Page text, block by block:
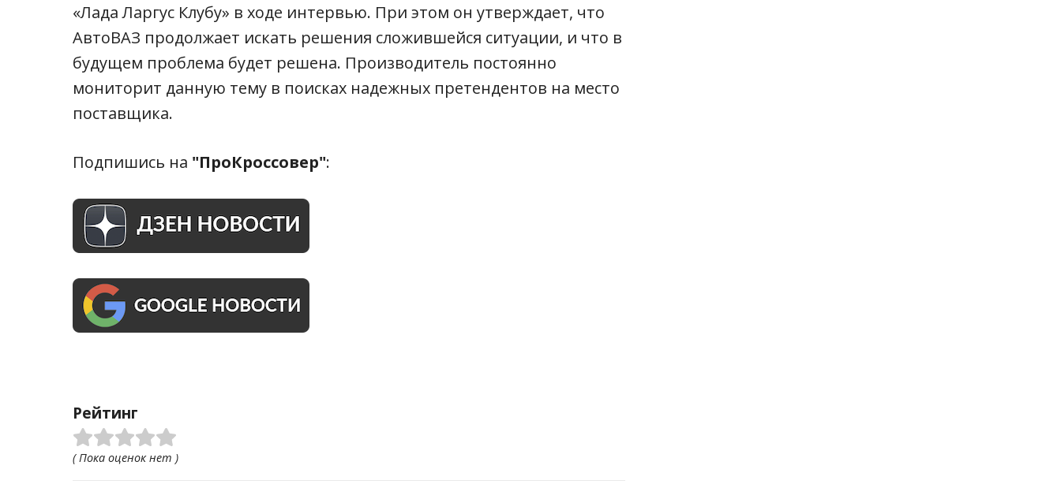
«Лада Ларгус Клубу» в ходе интервью. При этом он утверждает, что
АвтоВАЗ продолжает искать решения сложившейся ситуации, и что в
будущем проблема будет решена. Производитель постоянно
мониторит данную тему в поисках надежных претендентов на место
поставщика.
Подпишись на "ПроКроссовер":
Рейтинг
( Пока оценок нет )